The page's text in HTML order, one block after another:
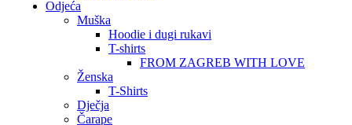
Odjeća
Muška
Hoodie i dugi rukavi
T-shirts
FROM ZAGREB WITH LOVE
Ženska
T-Shirts
Dječja
Čarape